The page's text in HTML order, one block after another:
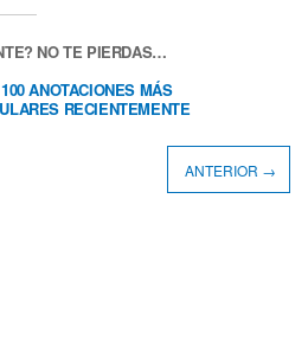
NO TE PIERDAS…
ANOTACIONES MÁS
RECIENTEMENTE
ANTERIOR →